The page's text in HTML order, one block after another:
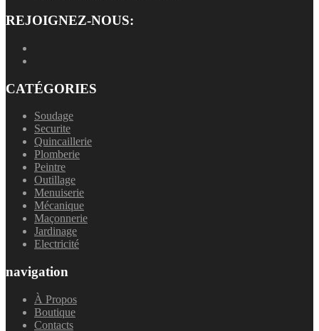
REJOIGNEZ-NOUS:
CATÉGORIES
Soudage
Securite
Quincaillerie
Plomberie
Peintre
Outillage
Menuiserie
Mécanique
Maçonnerie
Jardinage
Electricité
navigation
À Propos
Boutique
Contacts